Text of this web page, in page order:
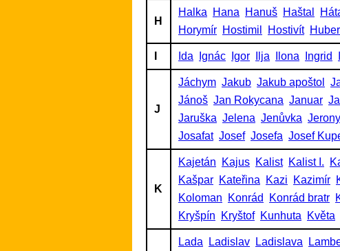
H
Halka Hana Hanuš Haštal
Horymír Hostimil Hostivít
Ida Ignác Igor Ilja Ilona Ingrid
J
Jáchym Jakub Jakub apoštol
Jánoš Jan Rokycana Januar
Jaruška Jelena Jenůvka
Josafat Josef Josefa Josef
K
Kajetán Kajus Kalist Kalist I.
Kašpar Kateřina Kazi Kazimír
Koloman
Konrád Konrád bratr
Kryšpín
Kryštof Kunhuta Květa
Lada Ladislav Ladislava